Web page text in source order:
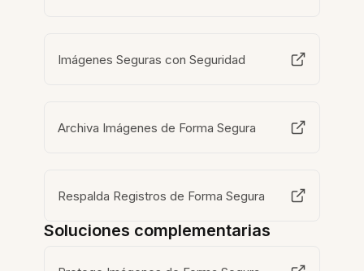
Imágenes Seguras con Seguridad
Archiva Imágenes de Forma Segura
Respalda Registros de Forma Segura
Soluciones complementarias